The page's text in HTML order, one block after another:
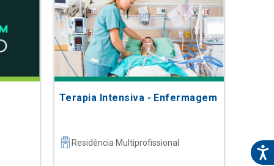
Terapia Intensiva - Enfermagem
Residência Multiprofissional